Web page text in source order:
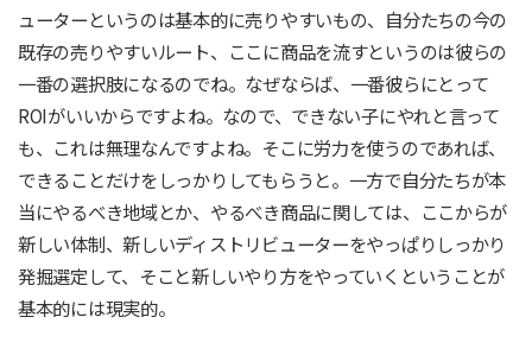
ューターというのは基本的に売りやすいもの、自分たちの今の
既存の売りやすいルート、ここに商品を流すというのは彼らの
一番の選択肢になるのでね。なぜならば、一番彼らにとって
ROIがいいからですよね。なので、できない子にやれと言って
も、これは無理なんですよね。そこに労力を使うのであれば、
できることだけをしっかりしてもらうと。一方で自分たちが本
当にやるべき地域とか、やるべき商品に関しては、ここからが
新しい体制、新しいディストリビューターをやっぱりしっかり
発掘選定して、そこと新しいやり方をやっていくということが
基本的には現実的。